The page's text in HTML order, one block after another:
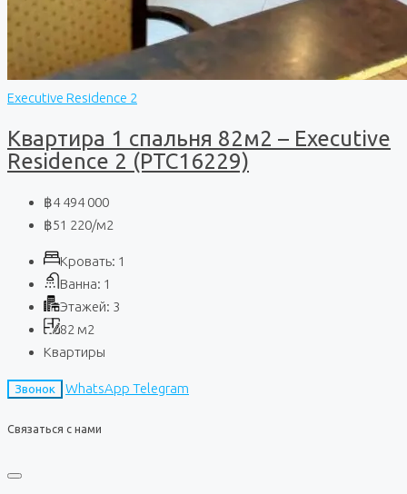
Executive Residence 2
Квартира 1 спальня 82м2 – Executive
Residence 2 (PTC16229)
฿4 494 000
฿51 220/м2
Кровать: 1
Ванна: 1
Этажей: 3
82 м2
Квартиры
Звонок WhatsApp Telegram
Связаться с нами